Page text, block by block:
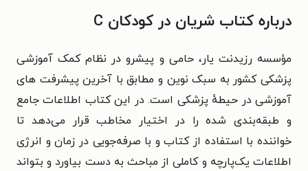
درباره کتاب شریان در کودکان C
مؤسسه رزیدنت یار، حامی و پیشرو در نظام کمک آموزشی
پزشکی کشور به سبک نوین و مطابق با آخرین پیشرفت های
آموزشی در حیطهٔ پزشکی است. در این کتاب اطلاعات جامع
و طبقه‌بندی شده را در اختیار مخاطب قرار می‌دهد تا
خواننده با استفاده از کتاب و با صرفه‌جویی در زمان و انرژی
اطلاعات یک‌پارچه و کاملی از مباحث به‌ دست بیاورد و بتواند